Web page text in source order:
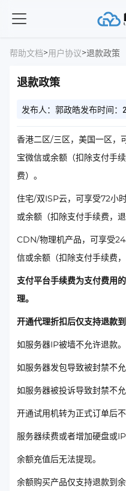
帮助文档>用户协议>退款政策
退款政策
发布人：郭政皓发布时间：
香港二区/三区，美国一区，
宝微信或余额（扣除支付手
费）。
住宅/双ISP云，可享受72小
或余额（扣除支付手续费，
CDN/物理机产品，可享受
信或余额（扣除支付手续费
支付平台手续费为支付费用
理。
开通代理折扣后仅支持退款到
如服务器IP被墙不允许退款。
如服务器发包导致被封禁不允
如服务器被投诉导致封禁不允
开通试用机转为正式订单后不
服务器续费或者增加硬盘或
余额充值后无法提现。
余额购买产品仅支持退款到余